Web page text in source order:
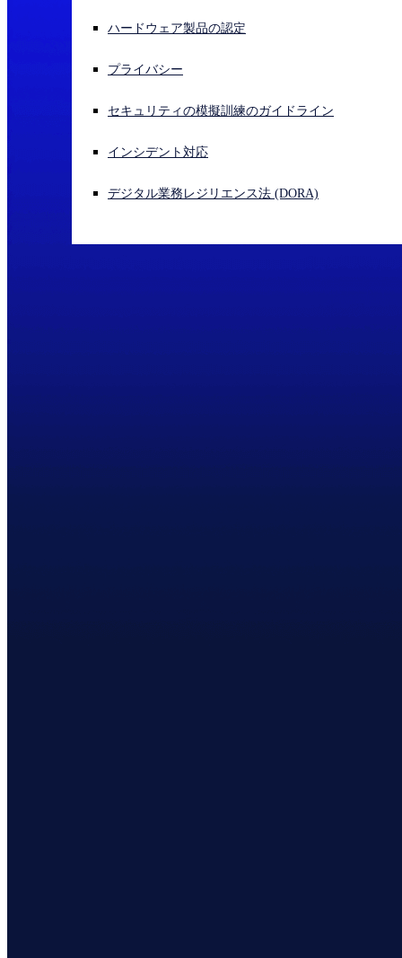
サイバー攻撃を受けている場合、連絡先はこちら
ハードウェア製品の認定
プライバシー
セキュリティの模擬訓練のガイドライン
インシデント対応
デジタル業務レジリエンス法 (DORA)